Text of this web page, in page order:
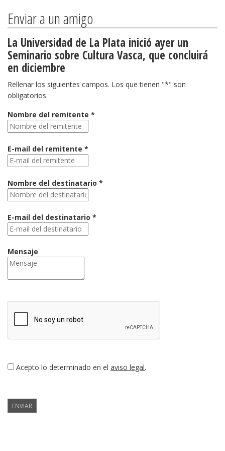
Enviar a un amigo
La Universidad de La Plata inició ayer un
Seminario sobre Cultura Vasca, que concluirá
en diciembre
Rellenar los siguientes campos. Los que tienen "*" son
obligatorios.
Nombre del remitente *
E-mail del remitente *
Nombre del destinatario *
E-mail del destinatario *
Mensaje
Acepto lo determinado en el aviso legal.
ENVIAR